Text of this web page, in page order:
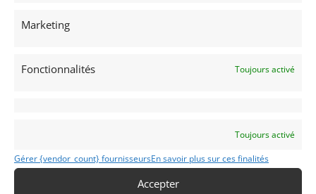
Marketing
Fonctionnalités Toujours activé
Toujours activé
Gérer {vendor_count} fournisseursEn savoir plus sur ces finalités
Accepter
Politique de cookies (UE)